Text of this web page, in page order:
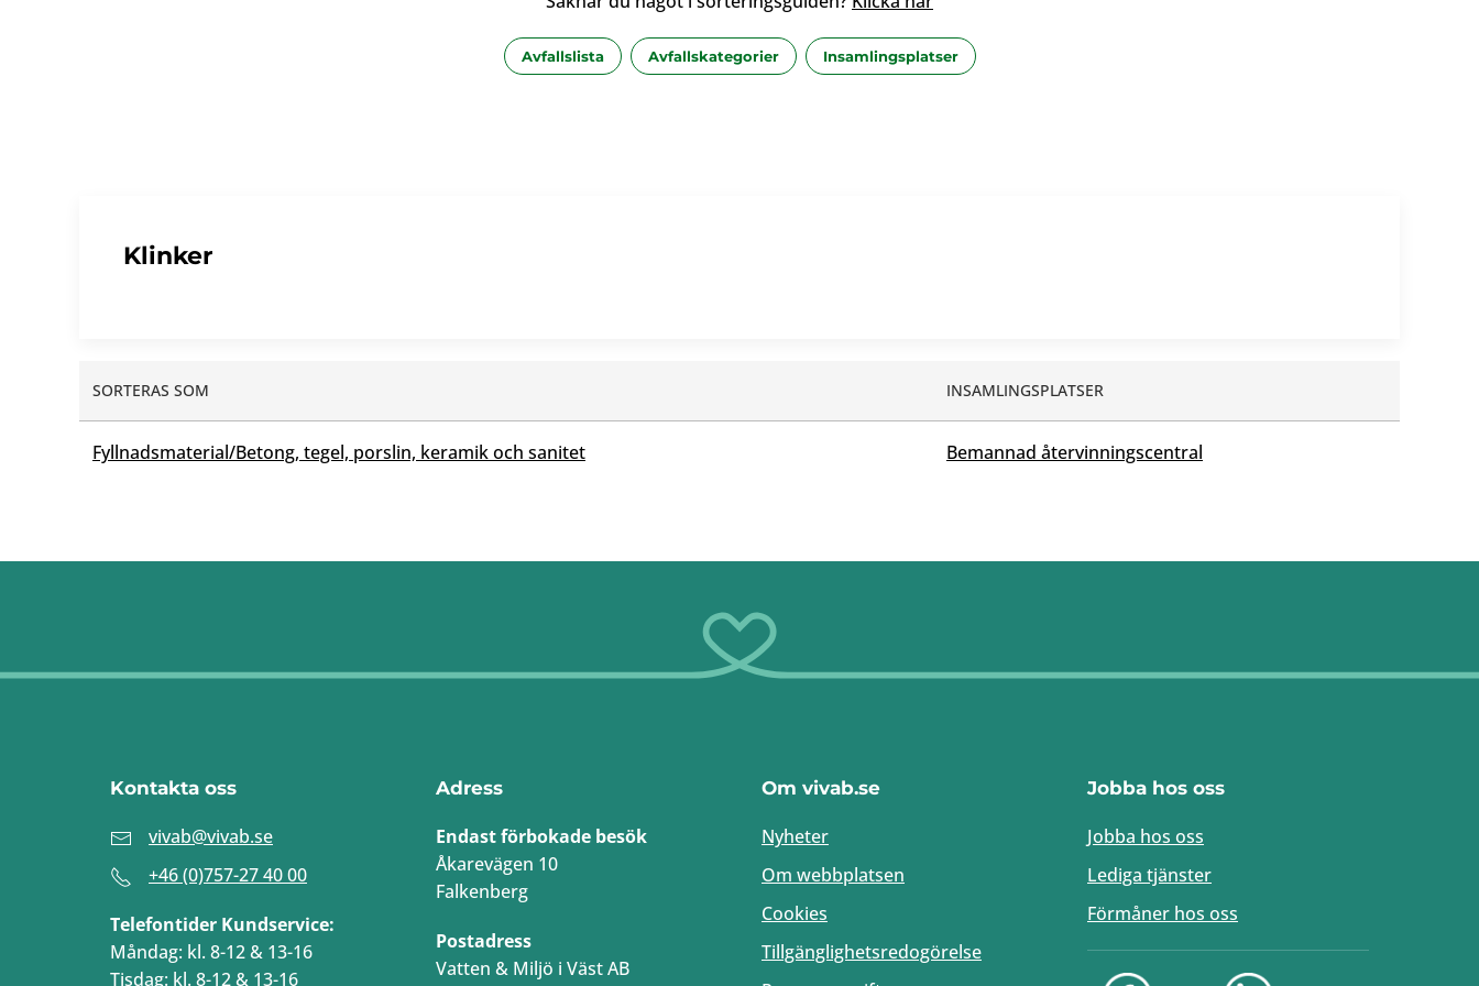
Avfallslista Avfallskategorier Insamlingsplatser
Klinker
SORTERAS SOM INSAMLINGSPLATSER
Fyllnadsmaterial/Betong, tegel, porslin, keramik och sanitet Bemannad återvinningscentral
Kontakta oss
vivab@vivab.se
+46 (0)757-27 40 00
Telefontider Kundservice:
Måndag: kl. 8-12 & 13-16
Tisdag: kl. 8-12 & 13-16
Adress
Endast förbokade besök
Åkarevägen 10
Falkenberg
Postadress
Vatten & Miljö i Väst AB
Om vivab.se
Nyheter
Om webbplatsen
Cookies
Tillgänglighetsredogörelse
Jobba hos oss
Jobba hos oss
Lediga tjänster
Förmåner hos oss